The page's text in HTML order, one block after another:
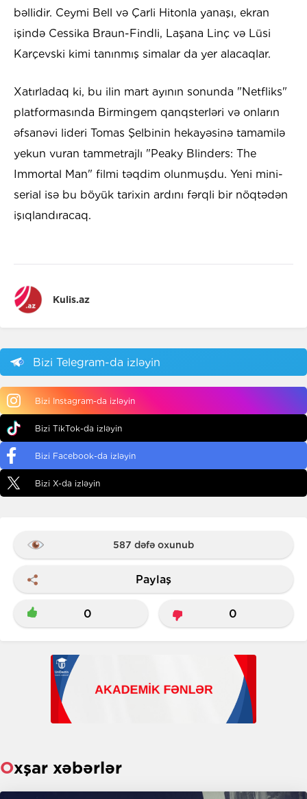
bəllidir. Ceymi Bell və Çarli Hitonla yanaşı, ekran
işində Cessika Braun-Findli, Laşana Linç və Lüsi
Karçevski kimi tanınmış simalar da yer alacaqlar.
Xatırladaq ki, bu ilin mart ayının sonunda "Netfliks"
platformasında Birmingem qanqsterləri və onların
əfsanəvi lideri Tomas Şelbinin hekayəsinə tamamilə
yekun vuran tammetrajlı "Peaky Blinders: The
Immortal Man" filmi təqdim olunmuşdu. Yeni mini-
serial isə bu böyük tarixin ardını fərqli bir nöqtədən
işıqlandıracaq.
Kulis.az
Bizi Telegram-da izləyin
Bizi Instagram-da izləyin
Bizi TikTok-da izləyin
Bizi Facebook-da izləyin
Bizi X-da izləyin
587 dəfə oxunub
Paylaş
0 0
Oxşar xəbərlər